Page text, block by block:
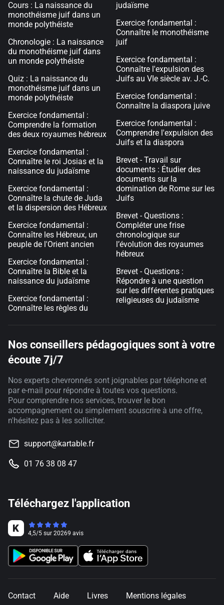
Cours : La naissance du
monothéisme juif dans un
monde polythéiste
Chronologie : La naissance
du monothéisme juif dans
un monde polythéiste
Quiz : La naissance du
monothéisme juif dans un
monde polythéiste
Exercice fondamental :
Comprendre la formation
des deux royaumes hébreux
Exercice fondamental :
Connaître le roi Josias et la
naissance du judaïsme
Exercice fondamental :
Connaître la chute de Juda
et la dispersion des Hébreux
Exercice fondamental :
Connaître les Hébreux, un
peuple de l'Orient ancien
Exercice fondamental :
Connaître la Bible et la
naissance du judaïsme
Exercice fondamental :
Connaître les règles du
judaïsme
Exercice fondamental :
Connaître le monothéisme
juif
Exercice fondamental :
Connaître l'expulsion des
Juifs au VIe siècle av. J.-C.
Exercice fondamental :
Connaître la diaspora juive
Exercice fondamental :
Comprendre l'expulsion des
Juifs et la diaspora
Brevet - Travail sur
documents : Étudier des
documents sur la
domination de Rome sur les
Juifs
Brevet - Questions :
Compléter une frise
chronologique sur
l’évolution des royaumes
hébreux
Brevet - Questions :
Répondre à une question
sur les différentes pratiques
religieuses du judaïsme
Nos conseillers pédagogiques sont à votre
écoute 7j/7
Nos experts chevronnés sont joignables par téléphone et
par e-mail pour répondre à toutes vos questions.
Pour comprendre nos services, trouver le bon
accompagnement ou simplement souscrire à une offre,
n'hésitez pas à les solliciter.
support@kartable.fr
01 76 38 08 47
Téléchargez l'application
4,5/5 sur 20269 avis
Contact Aide Livres Mentions légales